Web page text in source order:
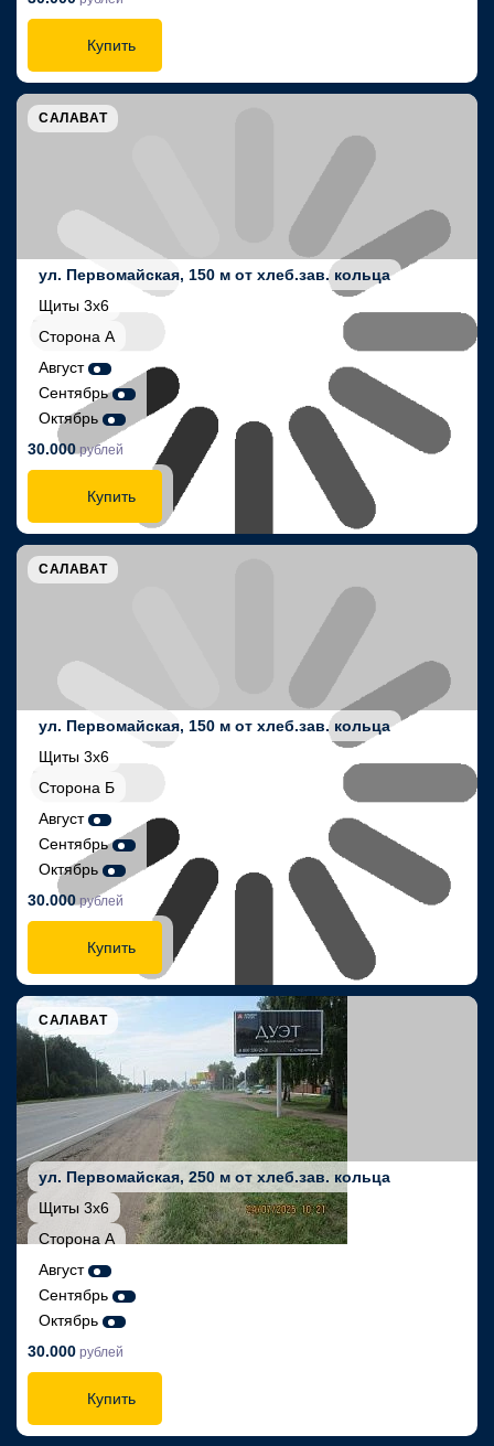
Купить
САЛАВАТ
ул. Первомайская, 150 м от хлеб.зав. кольца
Щиты 3х6
Сторона А
Август
Сентябрь
Октябрь
30.000рублей
Купить
САЛАВАТ
ул. Первомайская, 150 м от хлеб.зав. кольца
Щиты 3х6
Сторона Б
Август
Сентябрь
Октябрь
30.000рублей
Купить
САЛАВАТ
ул. Первомайская, 250 м от хлеб.зав. кольца
Щиты 3х6
Сторона А
Август
Сентябрь
Октябрь
30.000 рублей
Купить